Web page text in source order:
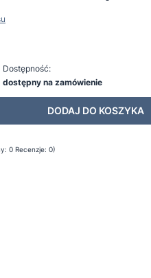
Dostępność:
dostępny na zamówienie
DODAJ DO KOSZYKA
0 Recenzje: 0)